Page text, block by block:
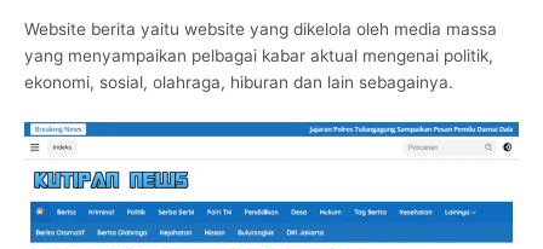
Website berita yaitu website yang dikelola oleh media massa
yang menyampaikan pelbagai kabar aktual mengenai politik,
ekonomi, sosial, olahraga, hiburan dan lain sebagainya.